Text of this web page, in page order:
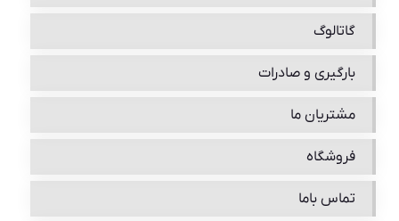
گاتالوگ
بارگیری و صادرات
مشتریان ما
فروشگاه
تماس باما